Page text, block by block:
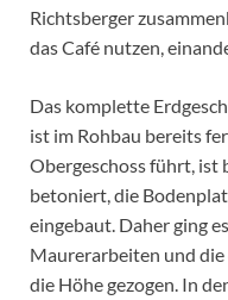
Richtsberger
das Café nutzen,
Das komplette
ist im Rohbau bereits
Obergeschoss führt, ist
betoniert, die
eingebaut. Daher ging
Maurerarbeiten und
die Höhe gezogen. In